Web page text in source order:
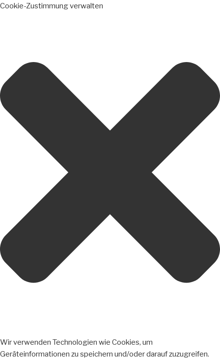
Cookie-Zustimmung verwalten
Wir verwenden Technologien wie Cookies, um
Geräteinformationen zu speichern und/oder darauf zuzugreifen.